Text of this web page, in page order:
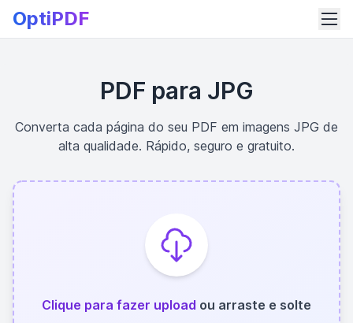
OptiPDF
PDF para JPG
Converta cada página do seu PDF em imagens JPG de
alta qualidade. Rápido, seguro e gratuito.
Clique para fazer upload ou arraste e solte